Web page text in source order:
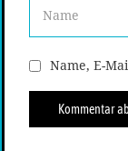
Name, E-